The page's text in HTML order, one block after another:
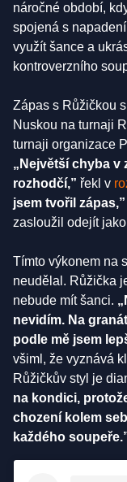
náročné období,
spojená s
využít šance a
kontroverzního
Zápas s Růžičkou
Nuskou na turnaji
turnaji organizace
„Největší chyba v
rozhodčí,” řekl v
jsem tvořil zápas,”
zasloužil odejít
Tímto výkonem na
neudělal. Růžička
nebude mít šanci.
nevidím. Na
podle mě jsem
všiml, že vyznává
Růžičkův styl je
na kondici,
chození kolem
každého